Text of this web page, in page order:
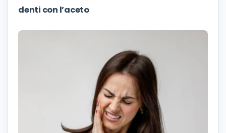
denti con l’aceto